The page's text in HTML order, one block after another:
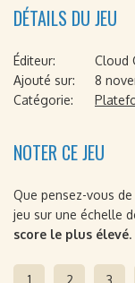
DÉTAILS DU JEU
Éditeur:
Cloud
Ajouté sur:
8
Catégorie:
NOTER CE JEU
Que pensez-vous
jeu sur une échelle
score le plus élevé.
1 2 3